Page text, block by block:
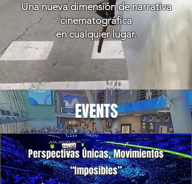
Una nueva dimensión de narrativa
cinematográfica
en cualquier lugar.
EVENTS
Perspectivas Únicas, Movimientos
“Imposibles”